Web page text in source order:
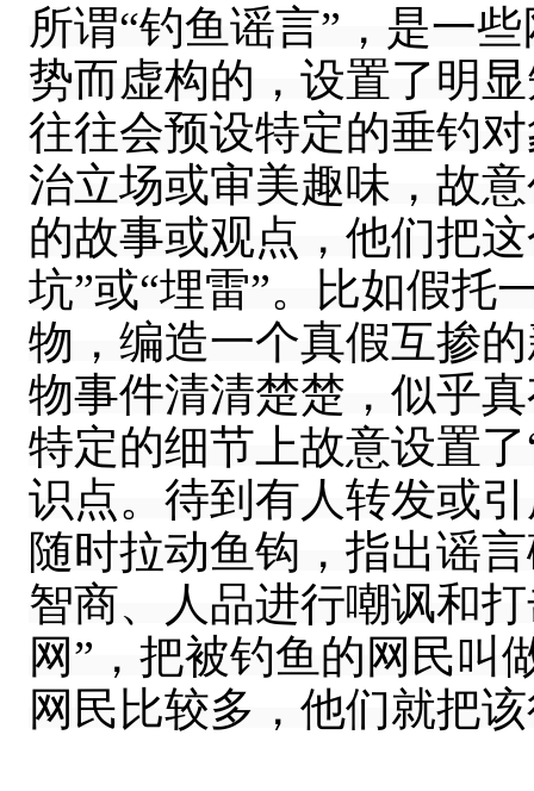
所谓“钓鱼谣言”，是一
势而虚构的，设置了明
往往会预设特定的垂钓
治立场或审美趣味，故
的故事或观点，他们把
坑”或“埋雷”。比如假托
物，编造一个真假互掺
物事件清清楚楚，似乎
特定的细节上故意设置
识点。待到有人转发或
随时拉动鱼钩，指出谣
智商、人品进行嘲讽和
网”，把被钓鱼的网民叫
网民比较多，他们就把